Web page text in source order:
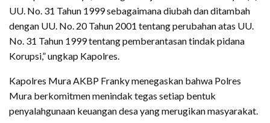
UU. No. 31 Tahun 1999 sebagaimana diubah dan ditambah
dengan UU. No. 20 Tahun 2001 tentang perubahan atas UU.
No. 31 Tahun 1999 tentang pemberantasan tindak pidana
Korupsi,” ungkap Kapolres.
Kapolres Mura AKBP Franky menegaskan bahwa Polres
Mura berkomitmen menindak tegas setiap bentuk
penyalahgunaan keuangan desa yang merugikan masyarakat.